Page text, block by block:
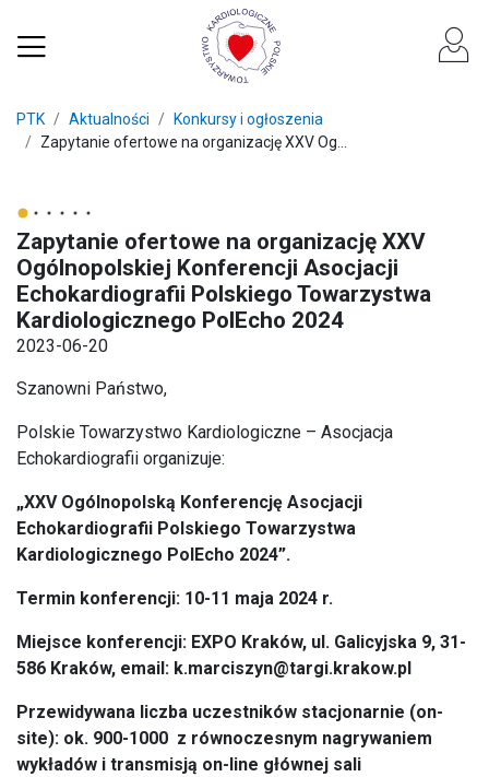
PTK Aktualności
Konkursy i ogłoszenia
Zapytanie ofertowe na organizację XXV Og...
Zapytanie ofertowe na organizację XXV
Ogólnopolskiej Konferencji Asocjacji
Echokardiografii Polskiego Towarzystwa
Kardiologicznego PolEcho 2024
2023-06-20
Szanowni Państwo,
Polskie Towarzystwo Kardiologiczne – Asocjacja
Echokardiografii organizuje:
„XXV Ogólnopolską Konferencję Asocjacji
Echokardiografii Polskiego Towarzystwa
Kardiologicznego PolEcho 2024”.
Termin konferencji: 10-11 maja 2024 r.
Miejsce konferencji: EXPO Kraków, ul. Galicyjska 9, 31-
586 Kraków, email: k.marciszyn@targi.krakow.pl
Przewidywana liczba uczestników stacjonarnie (on-
site): ok. 900-1000 z równoczesnym nagrywaniem
wykładów i transmisją on-line głównej sali